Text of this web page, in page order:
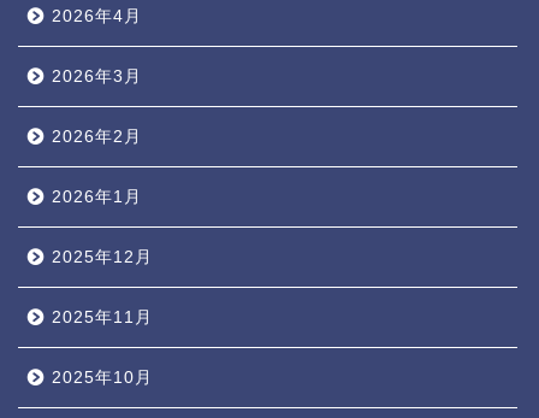
2026年4月
2026年3月
2026年2月
2026年1月
2025年12月
2025年11月
2025年10月